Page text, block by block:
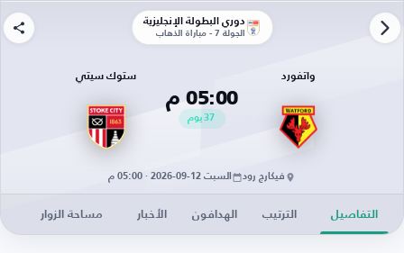
دوري البطولة الإنجليزية
الجولة 7 - مباراة الذهاب
واتفورد
05:00 م
37يوم
ستوك سيتي
فيكارج رود السبت 12-09-2026 · 05:00 م
التفاصيل الترتيب الهدافون الأخبار مساحة الزوار